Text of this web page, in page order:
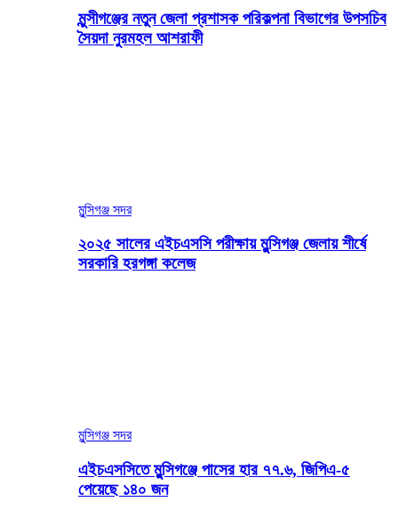
মুন্সীগঞ্জের নতুন জেলা প্রশাসক পরিকল্পনা বিভাগের উপসচিব
সৈয়দা নুরমহল আশরাফী
মুন্সিগঞ্জ সদর
২০২৫ সালের এইচএসসি পরীক্ষায় মুন্সিগঞ্জ জেলায় শীর্ষে
সরকারি হরগঙ্গা কলেজ
মুন্সিগঞ্জ সদর
এইচএসসিতে মুন্সিগঞ্জে পাসের হার ৭৭.৬, জিপিএ-৫
পেয়েছে ১৪০ জন